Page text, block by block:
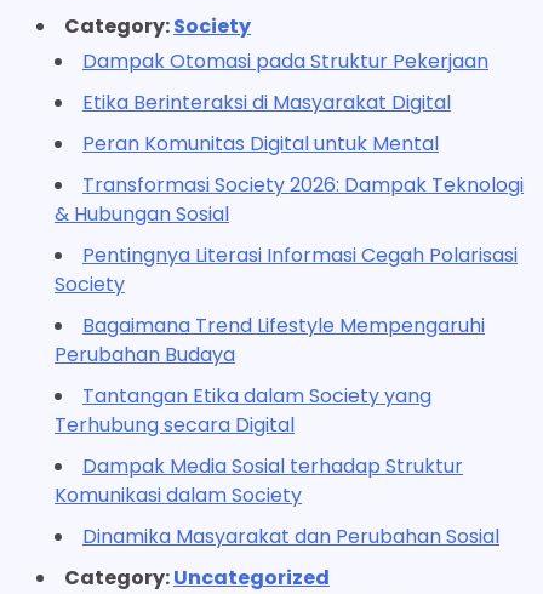
Category:Society
Dampak Otomasi pada Struktur Pekerjaan
Etika Berinteraksi di Masyarakat Digital
Peran Komunitas Digital untuk Mental
Transformasi Society 2026: Dampak Teknologi
& Hubungan Sosial
Pentingnya Literasi Informasi Cegah Polarisasi
Society
Bagaimana Trend Lifestyle Mempengaruhi
Perubahan Budaya
Tantangan Etika dalam Society yang
Terhubung secara Digital
Dampak Media Sosial terhadap Struktur
Komunikasi dalam Society
Dinamika Masyarakat dan Perubahan Sosial
Category:Uncategorized